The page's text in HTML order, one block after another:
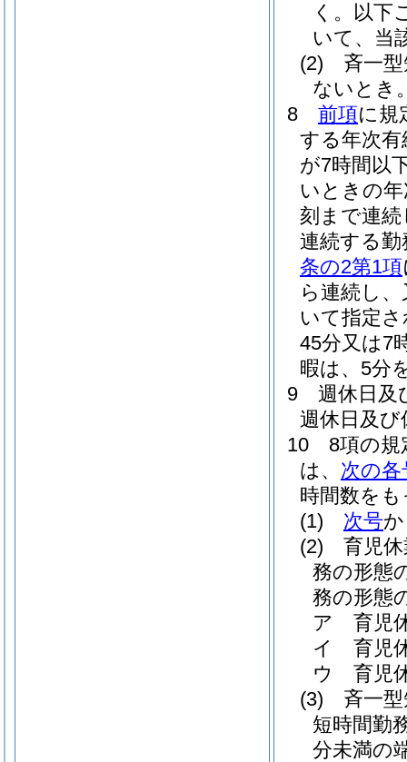
く。以下
いて、当
(2)
斉一
ないとき
8
前項に規
する年次
が7時間以
いときの
刻まで連
連続する
条の2第1項
ら連続し
いて指定
45分又は7
暇は、5分
9
週休日及
週休日及
10
8項の
は、 次の各
時間数を
(1)
次号
(2)
育児
務の形態
務の形態
ア
育児
イ
育児
ウ
育児
(3)
斉一
短時間勤
分未満の